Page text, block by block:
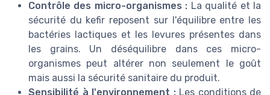
Contrôle des micro-organismes : La qualité et la
sécurité du kefir reposent sur l'équilibre entre les
bactéries lactiques et les levures présentes dans
les grains. Un déséquilibre dans ces micro-
organismes peut altérer non seulement le goût
mais aussi la sécurité sanitaire du produit.
Sensibilité à l'environnement :Les conditions de